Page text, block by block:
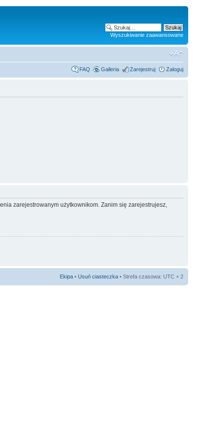
Wyszukiwanie zaawansowane
FAQ Galleria Zarejestruj Zaloguj
zarejestrowanym użytkownikom. Zanim się zarejestrujesz,
Ekipa • Usuń ciasteczka • Strefa czasowa: UTC + 2